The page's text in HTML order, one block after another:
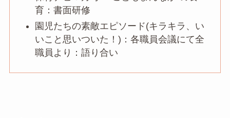
育：書面研修
園児たちの素敵エピソード(キラキラ、い
いこと思いついた！)：各職員会議にて全
職員より：語り合い